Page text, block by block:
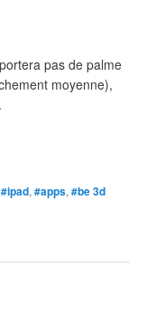
pas de palme
moyenne),
#ipad, #apps, #be 3d